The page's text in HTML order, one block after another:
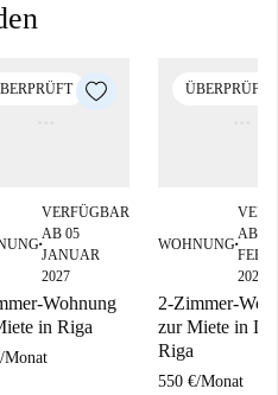
■
VERFÜGBAR
AB 05
JANUAR
2027
Wohnung
in Riga
/Monat
ÜBERPRÜFT
WOHNUNG■
AB 01
2027
2-Zimmer-
zur Miete in
Riga
550 €/Monat